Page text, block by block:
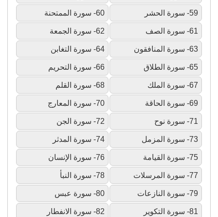
59- سورة الحشر 60- سورة الممتحنة
61- سورة الصف 62- سورة الجمعة
63- سورة المنافقون 64- سورة التغابن
65- سورة الطلاق 66- سورة التحريم
67- سورة الملك 68- سورة القلم
69- سورة الحاقة 70- سورة المعارج
71- سورة نوح 72- سورة الجن
73- سورة المزمل 74- سورة المدثر
75- سورة القيامة 76- سورة الإنسان
77- سورة المرسلات 78- سورة النبأ
79- سورة النازعات 80- سورة عبس
81- سورة التكوير 82- سورة الانفطار